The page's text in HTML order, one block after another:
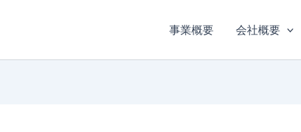
事業概要 会社概要